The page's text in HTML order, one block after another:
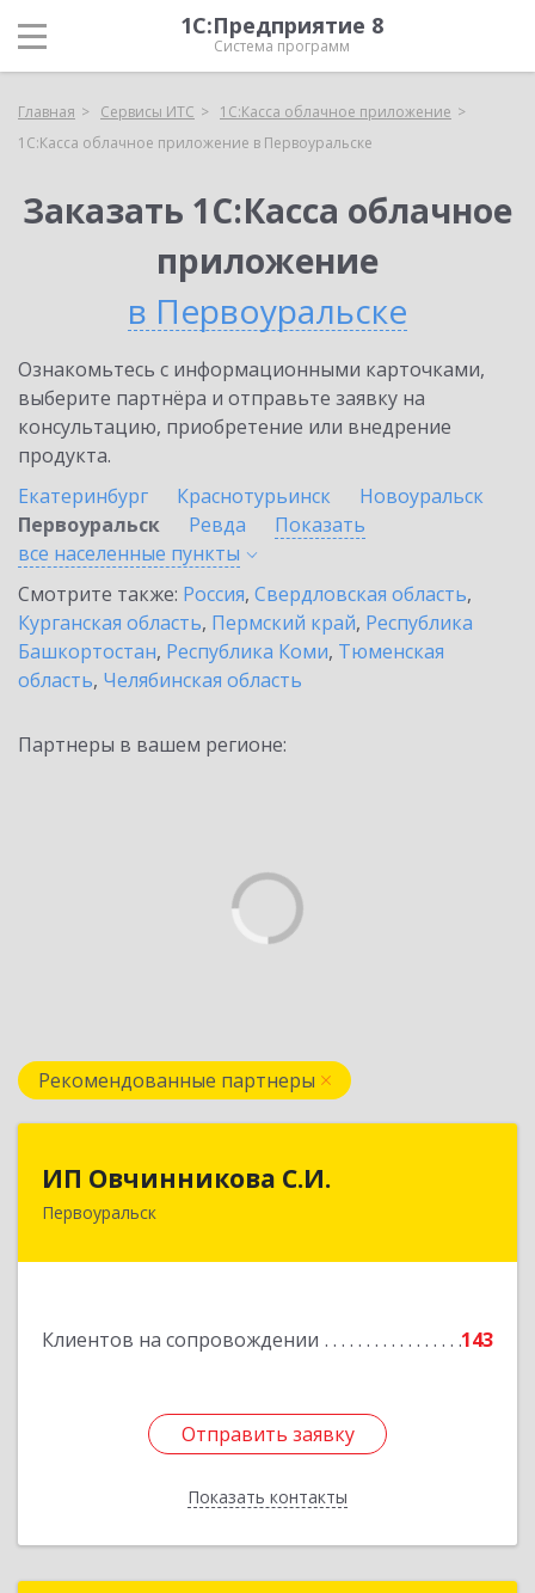
1С:Предприятие 8
Система программ
Главная Сервисы ИТС
1С:Касса облачное приложение
1С:Касса облачное приложение в Первоуральске
Заказать 1С:Касса облачное
приложение
в Первоуральске
Ознакомьтесь с информационными карточками,
выберите партнёра и отправьте заявку на
консультацию, приобретение или внедрение
продукта.
Екатеринбург
Краснотурьинск
Новоуральск
Первоуральск
Ревда
Показать
все населенные пункты
Смотрите также: Россия, Свердловская область,
Курганская область, Пермский край, Республика
Башкортостан, Республика Коми, Тюменская
область, Челябинская область
Партнеры в вашем регионе:
Рекомендованные партнеры
ИП Овчинникова С.И.
Первоуральск
Клиентов на сопровождении 143
Отправить заявку
Показать контакты
623119, Свердловская обл, Первоуральск г,
Отправить заявку
Назад